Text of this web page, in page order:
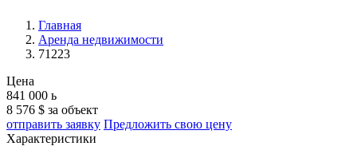
Главная
Аренда недвижимости
71223
Цена
841 000 ь
8 576 $ за объект
отправить заявку Предложить свою цену
Характеристики